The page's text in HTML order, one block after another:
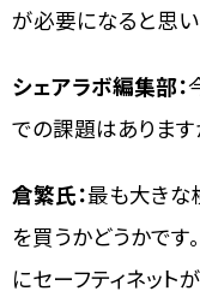
が必要になると思い
シェアラボ編集部：
での課題はあります
倉繁氏：最も大きな
を買うかどうかです
にセーフティネット